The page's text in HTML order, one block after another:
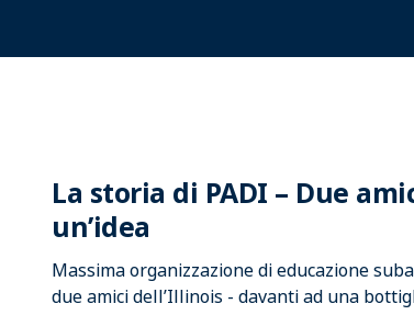
La storia di PADI – Due
un’idea
Massima organizzazione di educazione
due amici dell’Illinois - davanti ad una